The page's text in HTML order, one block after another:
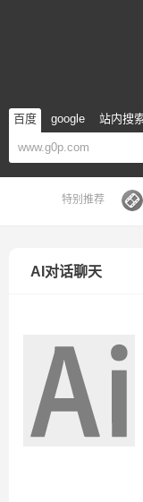
百度 google 站内搜
特别推荐
AI对话聊天